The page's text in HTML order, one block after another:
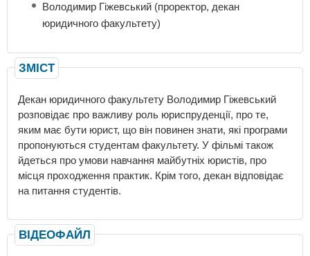
Володимир Гіжевський (проректор, декан
юридичного факультету)
ЗМІСТ
Декан юридичного факультету Володимир Гіжевський
розповідає про важливу роль юриспруденції, про те,
яким має бути юрист, що він повинен знати, які програми
пропонуються студентам факультету. У фільмі також
йдеться про умови навчання майбутніх юристів, про
місця проходження практик. Крім того, декан відповідає
на питання студентів.
ВІДЕОФАЙЛ